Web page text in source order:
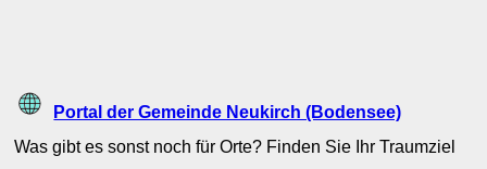
Portal der Gemeinde Neukirch (Bodensee)
Was gibt es sonst noch für Orte? Finden Sie Ihr Traumziel